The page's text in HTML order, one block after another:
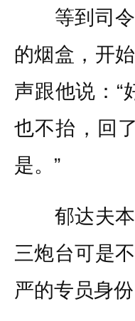
等到司令
的烟盒，开
声跟他说：“
也不抬，回
是。”
郁达夫本
三炮台可是
严的专员身